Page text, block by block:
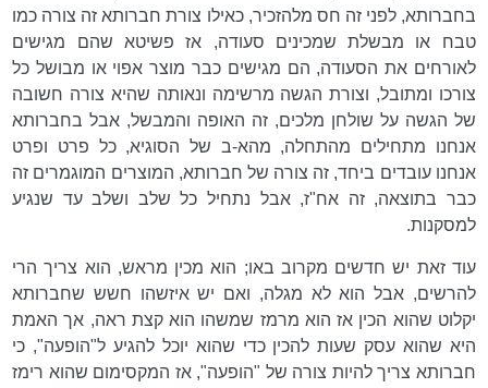
בחברותא, לפני זה חס מלהזכיר, כאילו צורת חברותא זה צורה כמו
טבח או מבשלת שמכינים סעודה, אז פשיטא שהם מגישים
לאורחים את הסעודה, הם מגישים כבר מוצר אפוי או מבושל כל
צורכו ומתובל, וצורת הגשה מרשימה ונאותה שהיא צורה חשובה
של הגשה על שולחן מלכים, זה האופה והמבשל, אבל בחברותא
אנחנו מתחילים מהתחלה, מהא-ב של הסוגיא, כל פרט ופרט
אנחנו עובדים ביחד, זה צורה של חברותא, המוצרים המוגמרים זה
כבר בתוצאה, זה אח"ז, אבל נתחיל כל שלב ושלב עד שנגיע
למסקנות.
עוד זאת יש חדשים מקרוב באו; הוא מכין מראש, הוא צריך הרי
להרשים, אבל הוא לא מגלה, ואם יש איזשהו חשש שחברותא
יקלוט שהוא הכין אז הוא מרמז שמשהו הוא קצת ראה, אך האמת
היא שהוא עסק שעות להכין כדי שהוא יוכל להגיע ל"הופעה", כי
חברותא צריך להיות צורה של "הופעה", אז המקסימום שהוא רימז